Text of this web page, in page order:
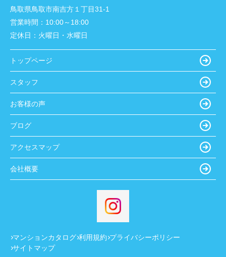
鳥取県鳥取市南吉方１丁目31-1
営業時間： 10:00～18:00
定休日： 火曜日・水曜日
トップページ
スタッフ
お客様の声
ブログ
アクセスマップ
会社概要
マンションカタログ 利用規約 プライバシーポリシー
サイトマップ